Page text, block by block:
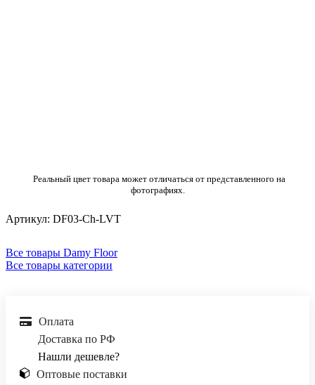
Реальный цвет товара может отличаться от представленного на
фотографиях.
Артикул: DF03-Ch-LVT
Все товары Damy Floor
Все товары категории
Оплата
Доставка по РФ
Нашли дешевле?
Оптовые поставки